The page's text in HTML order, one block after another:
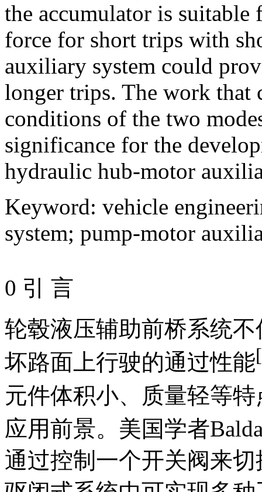
the accumulator is
force for short trips with
auxiliary system could
longer trips. The work that
conditions of the two
significance for the
hydraulic hub-motor
Keyword: vehicle
system; pump-motor
0 引 言
轮毂液压辅助前桥系统
坏路面上行驶的通过性能[
元件体积小、质量轻等特
应用前景。美国学者
通过控制一个开关阀来